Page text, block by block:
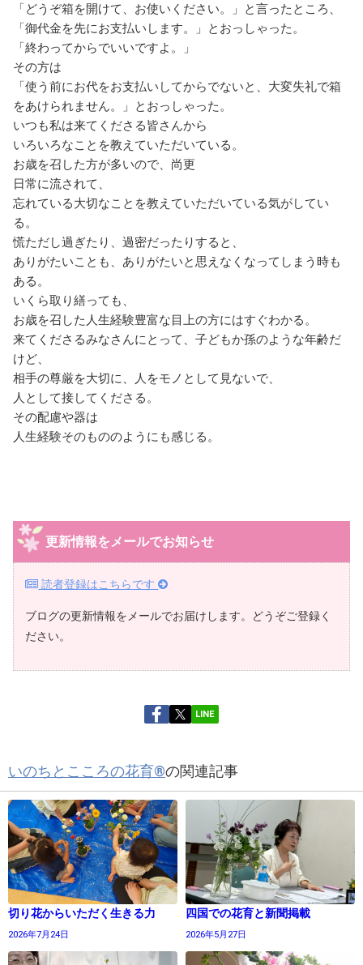
「どうぞ箱を開けて、お使いください。」と言ったところ、
「御代金を先にお支払いします。」とおっしゃった。
「終わってからでいいですよ。」
その方は
「使う前にお代をお支払いしてからでないと、大変失礼で箱
をあけられません。」とおっしゃった。
いつも私は来てくださる皆さんから
いろいろなことを教えていただいている。
お歳を召した方が多いので、尚更
日常に流されて、
忘れている大切なことを教えていただいている気がしてい
る。
慌ただし過ぎたり、過密だったりすると、
ありがたいことも、ありがたいと思えなくなってしまう時も
ある。
いくら取り繕っても、
お歳を召した人生経験豊富な目上の方にはすぐわかる。
来てくださるみなさんにとって、子どもか孫のような年齢だ
けど、
相手の尊厳を大切に、人をモノとして見ないで、
人として接してくださる。
その配慮や器は
人生経験そのもののようにも感じる。
更新情報をメールでお知らせ
読者登録はこちらです
ブログの更新情報をメールでお届けします。どうぞご登録く
ださい。
LINE
いのちとこころの花育®の関連記事
切り花からいただく生きる力
2026年7月24日
四国での花育と新聞掲載
2026年5月27日